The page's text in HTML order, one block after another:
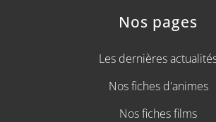
Nos pages
Les dernières
Nos fiches d'animes
Nos fiches films